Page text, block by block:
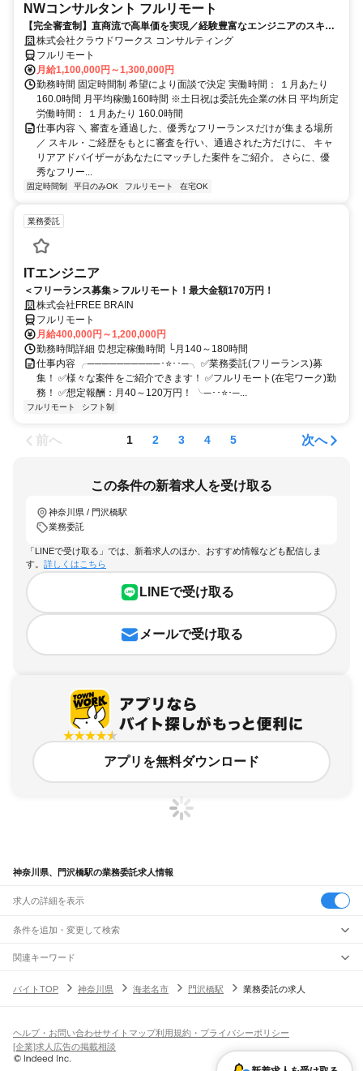
NWコンサルタント フルリモート
【完全審査制】直商流で高単価を実現／経験豊富なエンジニアのスキル
に合致した案件を多数保有
株式会社クラウドワークス コンサルティング
フルリモート
月給1,100,000円～1,300,000円
勤務時間 固定時間制 希望により面談で決定 実働時間： １月あたり
160.0時間 月平均稼働160時間 ※土日祝は委託先企業の休日 平均所定
労働時間： １月あたり 160.0時間
仕事内容 ＼ 審査を通過した、優秀なフリーランスだけが集まる場所
／ スキル・ご経歴をもとに審査を行い、通過された方だけに、 キャ
リアアドバイザーがあなたにマッチした案件をご紹介。 さらに、優
秀なフリー...
固定時間制 平日のみOK フルリモート 在宅OK
業務委託
ITエンジニア
＜フリーランス募集＞フルリモート！最大金額170万円！
株式会社FREE BRAIN
フルリモート
月給400,000円～1,200,000円
勤務時間詳細 ⏰想定稼働時間 └月140～180時間
仕事内容 ╭──────────･⭐･･─╮ ✅業務委託(フリーランス)募
集！ ✅様々な案件をご紹介できます！ ✅フルリモート(在宅ワーク)勤
務！ ✅想定報酬：月40～120万円！ ╰─･･⭐･─...
フルリモート シフト制
前へ 1 2 3 4 5 次へ
この条件の新着求人を受け取る
神奈川県 / 門沢橋駅
業務委託
「LINEで受け取る」では、新着求人のほか、おすすめ情報なども配信しま
す。 詳しくはこちら
LINEで受け取る
メールで受け取る
アプリを無料ダウンロード
神奈川県、門沢橋駅の業務委託求人情報
求人の詳細を表示
条件を追加・変更して検索
市区町村を追加・変更
神奈川県
すべて
旭区緑区瀬谷区栄区 泉区 青葉区 都筑区
川崎市すべて
駅を追加・変更
川崎駅 横浜駅戸塚駅 大船駅 藤沢駅辻堂駅茅ケ崎駅 平塚駅 大磯駅
鴨宮駅小田原駅早川駅根府川駅真鶴駅湯河原駅
JR南武線
飲食・フードサービス
飲食・フードサービス
ホールスタッフ
皿洗い・洗い場精肉・鮮魚加工
特徴を追加・変更
人気
関連キーワード
バイトTOP
神奈川県 海老名市 門沢橋駅 業務委託の求人
ヘルプ・お問い合わせサイトマップ利用規約・プライバシーポリシー
[企業]求人広告の掲載相談